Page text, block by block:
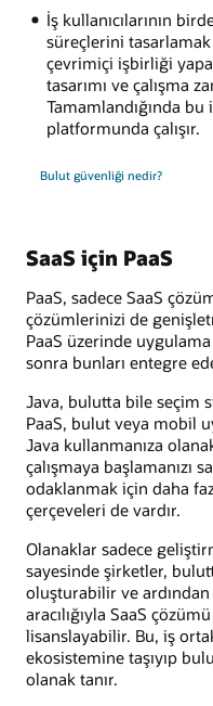
İş kullanıcılarının
süreçlerini
çevrimiçi işbirliği
tasarımı ve çalışma
Tamamlandığında
platformunda çalışır.
Bulut güvenliği nedir?
SaaS için PaaS
PaaS, sadece SaaS
çözümlerinizi de
PaaS üzerinde
sonra bunları entegre
Java, bulutta bile seçim
PaaS, bulut veya mobil
Java kullanmanıza
çalışmaya başlamanızı
odaklanmak için daha
çerçeveleri de vardır.
Olanaklar sadece
sayesinde şirketler,
oluşturabilir ve
aracılığıyla SaaS
lisanslayabilir. Bu, iş
ekosistemine taşıyıp
olanak tanır.